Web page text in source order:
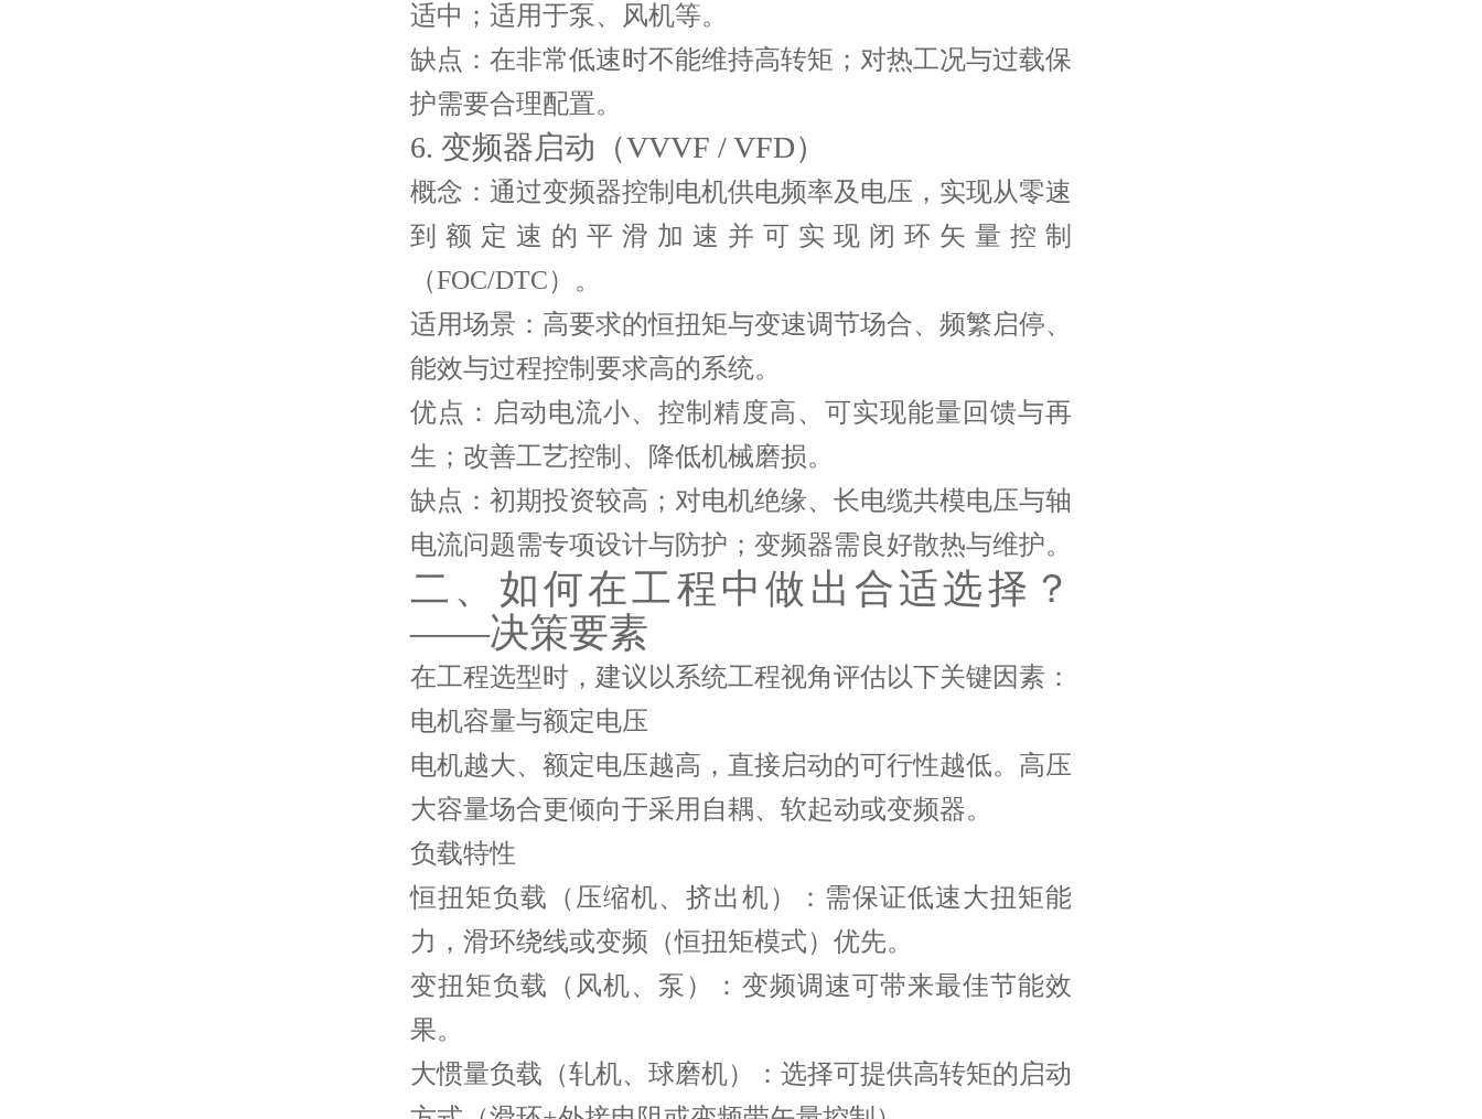
适中；适用于泵、风机等。
缺点 ：在非常低速时不能维持高转矩；对热工况与过载保
护需要合理配置。
6. 变频器启动（VVVF / VFD）
概念 ：通过变频器控制电机供电频率及电压，实现从零速
到额定速的平滑加速并可实现闭环矢量控制
（FOC/DTC）。
适用场景 ：高要求的恒扭矩与变速调节场合、频繁启停、
能效与过程控制要求高的系统。
优点 ：启动电流小、控制精度高、可实现能量回馈与再
生；改善工艺控制、降低机械磨损。
缺点 ：初期投资较高；对电机绝缘、长电缆共模电压与轴
电流问题需专项设计与防护；变频器需良好散热与维护。
二、如何在工程中做出合适选择？
——决策要素
在工程选型时，建议以系统工程视角评估以下关键因素：
电机容量与额定电压
电机越大、额定电压越高，直接启动的可行性越低。高压
大容量场合更倾向于采用自耦、软起动或变频器。
负载特性
恒扭矩负载（压缩机、挤出机）：需保证低速大扭矩能
力，滑环绕线或变频（恒扭矩模式）优先。
变扭矩负载（风机、泵）：变频调速可带来最佳节能效
果。
大惯量负载（轧机、球磨机）：选择可提供高转矩的启动